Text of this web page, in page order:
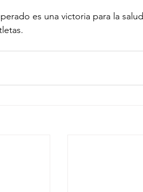
es una victoria para la salud